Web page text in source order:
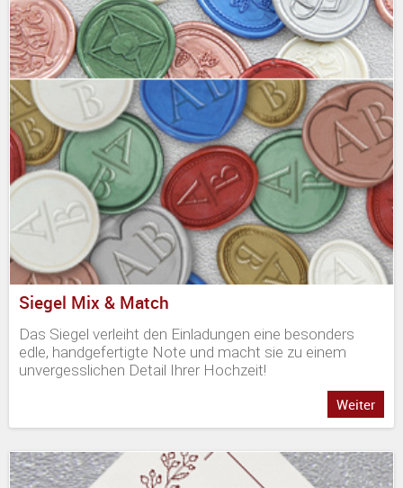
Siegel Mix & Match
Das Siegel verleiht den Einladungen eine besonders
edle, handgefertigte Note und macht sie zu einem
unvergesslichen Detail Ihrer Hochzeit!
Weiter